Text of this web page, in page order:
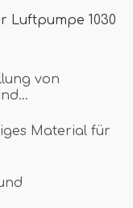
Luftpumpe 1030
von
Material für